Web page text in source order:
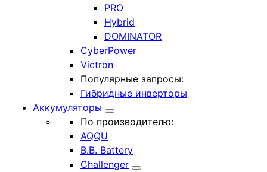
PRO
Hybrid
DOMINATOR
CyberPower
Victron
Популярные запросы:
Гибридные инверторы
Аккумуляторы
По производителю:
AQQU
B.B. Battery
Challenger